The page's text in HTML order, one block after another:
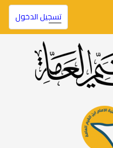
تسجيل الدخول
Toggle
navigation